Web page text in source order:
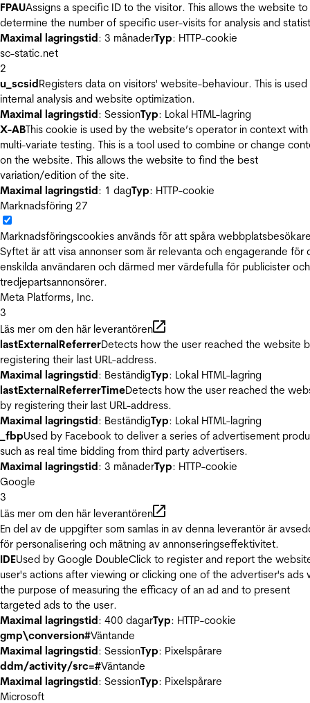
FPAUAssigns a specific ID to the visitor. This allows the website to
determine the number of specific user-visits for analysis and
Maximal lagringstid: 3 månaderTyp: HTTP-cookie
sc-static.net
2
u_scsidRegisters data on visitors' website-behaviour. This is
internal analysis and website optimization.
Maximal lagringstid: SessionTyp: Lokal HTML-lagring
X-ABThis cookie is used by the website’s operator in context with
multi-variate testing. This is a tool used to combine or change
on the website. This allows the website to find the best
variation/edition of the site.
Maximal lagringstid: 1 dagTyp: HTTP-cookie
Marknadsföring 27
Marknadsföringscookies används för att spåra
Syftet är att visa annonser som är relevanta och engagerande för
enskilda användaren och därmed mer värdefulla för publicister och
tredjepartsannonsörer.
Meta Platforms, Inc.
3
Läs mer om den här leverantören
lastExternalReferrerDetects how the user reached the website
registering their last URL-address.
Maximal lagringstid: BeständigTyp: Lokal HTML-lagring
lastExternalReferrerTimeDetects how the user reached the
by registering their last URL-address.
Maximal lagringstid: BeständigTyp: Lokal HTML-lagring
_fbpUsed by Facebook to deliver a series of advertisement
such as real time bidding from third party advertisers.
Maximal lagringstid: 3 månaderTyp: HTTP-cookie
Google
3
Läs mer om den här leverantören
En del av de uppgifter som samlas in av denna leverantör är
för personalisering och mätning av annonseringseffektivitet.
IDEUsed by Google DoubleClick to register and report the
user's actions after viewing or clicking one of the advertiser's ads
the purpose of measuring the efficacy of an ad and to present
targeted ads to the user.
Maximal lagringstid: 400 dagarTyp: HTTP-cookie
gmp\conversion#Väntande
Maximal lagringstid: SessionTyp: Pixelspårare
ddm/activity/src=#Väntande
Maximal lagringstid: SessionTyp: Pixelspårare
Microsoft